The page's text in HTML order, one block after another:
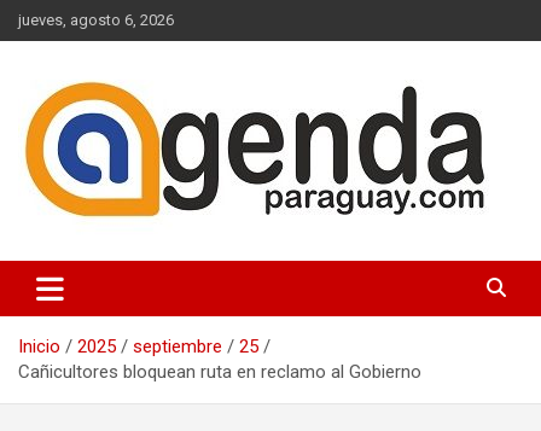
Saltar
al
jueves, agosto 6, 2026
Agenda Paraguay
Inicio 2025 septiembre
25
Cañicultores bloquean ruta en reclamo al Gobierno